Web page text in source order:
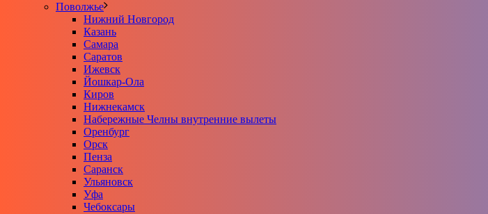
Поволжье
Нижний Новгород
Казань
Самара
Саратов
Ижевск
Йошкар-Ола
Киров
Нижнекамск
Набережные Челны внутренние вылеты
Оренбург
Орск
Пенза
Саранск
Ульяновск
Уфа
Чебоксары